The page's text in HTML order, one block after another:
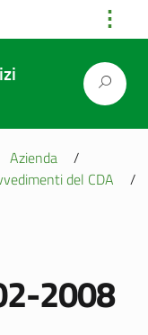
⋮
Azienda
/
del CDA
/
2008